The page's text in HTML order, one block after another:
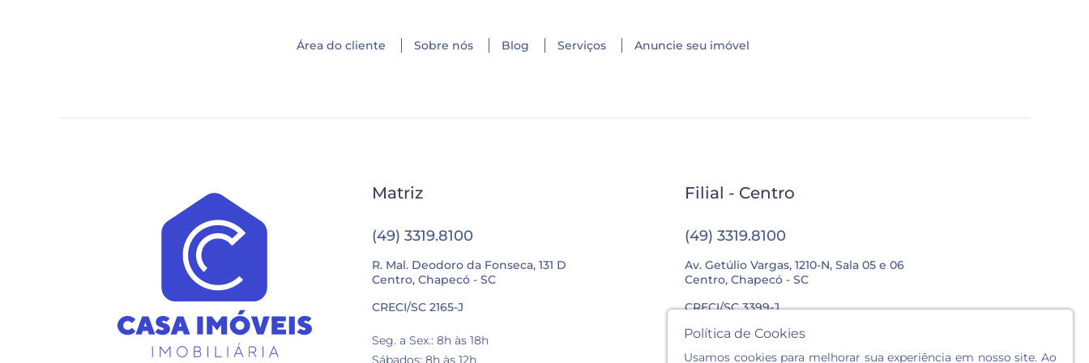
Área do cliente Sobre nós Blog Serviços Anuncie seu imóvel
Matriz
(49) 3319.8100
R. Mal. Deodoro da Fonseca, 131 D
Centro, Chapecó - SC
CRECI/SC 2165-J
Seg. a Sex.: 8h às 18h
Sábados: 8h às 12h
Filial - Centro
(49) 3319.8100
Av. Getúlio Vargas, 1210-N, Sala 05 e 06
Centro, Chapecó - SC
CRECI/SC 3399-J
Seg. a Sex.: 8h às 12h / 13:30h às 18h
Sábados: 8h às 12h
Política de Cookies
Usamos cookies para melhorar sua experiência em nosso site. Ao